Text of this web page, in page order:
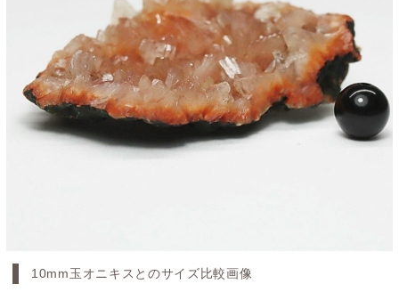
10mm玉オニキスとのサイズ比較画像